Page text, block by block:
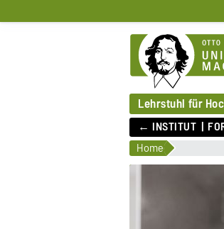
Lehrstuhl für
← INSTITUT
Home